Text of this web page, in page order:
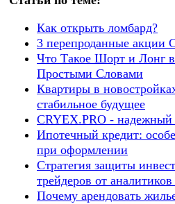
Как открыть ломбард?
3 перепроданные акции
Что Такое Шорт и Лонг
Простыми Словами
Квартиры в
стабильное будущее
CRYEX.PRO -
Ипотечный кредит:
при оформлении
Стратегия защиты
трейдеров от
Почему арендовать